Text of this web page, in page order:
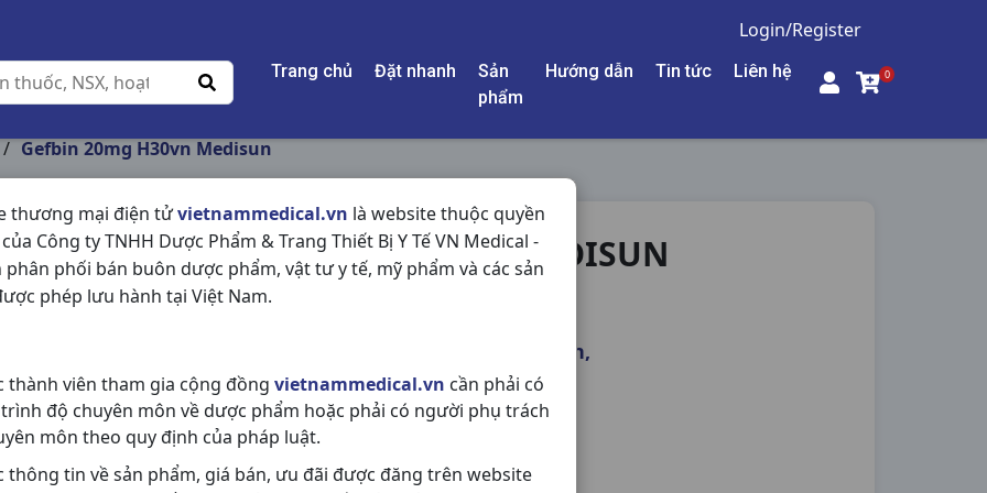
Login/Register
Trang chủ Đặt nhanh
Sản
phẩm
Hướng dẫn Tin tức Liên hệ 0
thương mại điện tửvietnammedical.vn là website thuộc quyền
Công ty TNHH Dược Phẩm & Trang Thiết Bị Y Tế VN Medical -
phân phối bán buôn dược phẩm, vật tư y tế, mỹ phẩm và các sản
phép lưu hành tại Việt Nam.
thành viên tham gia cộng đồng vietnammedical.vn cần phải có
độ chuyên môn về dược phẩm hoặc phải có người phụ trách
môn theo quy định của pháp luật.
thông tin về sản phẩm, giá bán, ưu đãi được đăng trên website
/ Gefbin 20mg H30vn Medisun
GEFBIN 20MG H30VN MEDISUN
NSX:Medisun
Kháng Viêm - Kháng Histamin,
Chia sẻ qua mạng xã hội: